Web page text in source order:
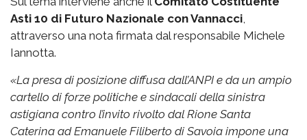
Asti 10 di Futuro Nazionale con Vannacci,
attraverso una nota firmata dal responsabile Michele
Iannotta.
«La presa di posizione diffusa dall’ANPI e da un ampio
cartello di forze politiche e sindacali della sinistra
astigiana contro l’invito rivolto dal Rione Santa
Caterina ad Emanuele Filiberto di Savoia impone una